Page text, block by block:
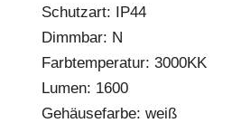
Schutzart: IP44
Dimmbar: N
Farbtemperatur: 3000KK
Lumen: 1600
Gehäusefarbe: weiß